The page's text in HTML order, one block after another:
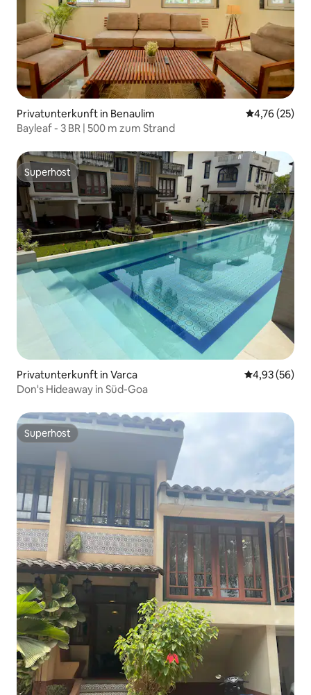
Privatunterkunft in Benaulim
4,76 (25)
Bayleaf - 3 BR | 500 m zum Strand
Superhost
Superhost
Privatunterkunft in Varca
4,93 (56)
Don's Hideaway in Süd-Goa
Superhost
Superhost